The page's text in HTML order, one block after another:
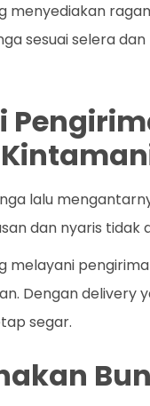
menyediakan
sesuai selera
lalu
dan nyaris
melayani
Dengan delivery
segar.